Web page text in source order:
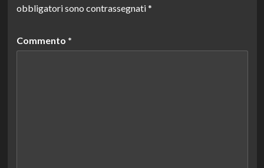
obbligatori sono contrassegnati*
Commento *